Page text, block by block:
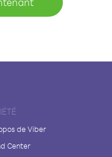
de Viber
Center